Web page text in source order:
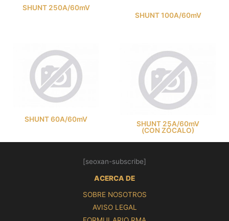
SHUNT 250A/60mV
SHUNT 100A/60mV
SHUNT 60A/60mV
SHUNT 25A/60mV
(CON ZÓCALO)
[seoxan-subscribe]
ACERCA DE
SOBRE NOSOTROS
AVISO LEGAL